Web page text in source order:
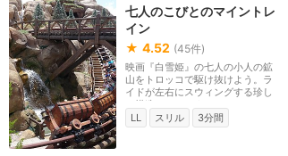
七人のこびとのマイントレ
イン
★ 4.52 (45件)
映画『白雪姫』の七人の小人の鉱
山をトロッコで駆け抜けよう。ラ
イドが左右にスウィングする珍し
い構造のコースタ...
LL
スリル 3分間